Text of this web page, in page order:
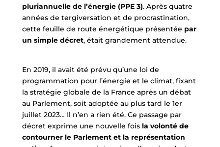
pluriannuelle de l’énergie (PPE 3). Après quatre
années de tergiversation et de procrastination,
cette feuille de route énergétique présentée par
un simple décret, était grandement attendue.
En 2019, il avait été prévu qu’une loi de
programmation pour l’énergie et le climat, fixant
la stratégie globale de la France après un débat
au Parlement, soit adoptée au plus tard le 1er
juillet 2023… Il n’en a rien été. Ce passage par
décret exprime une nouvelle fois la volonté de
contourner le Parlement et la représentation